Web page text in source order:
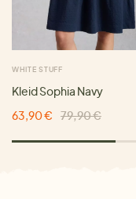
WHITE STUFF
Kleid Sophia Navy
63,90 €
79,90 €